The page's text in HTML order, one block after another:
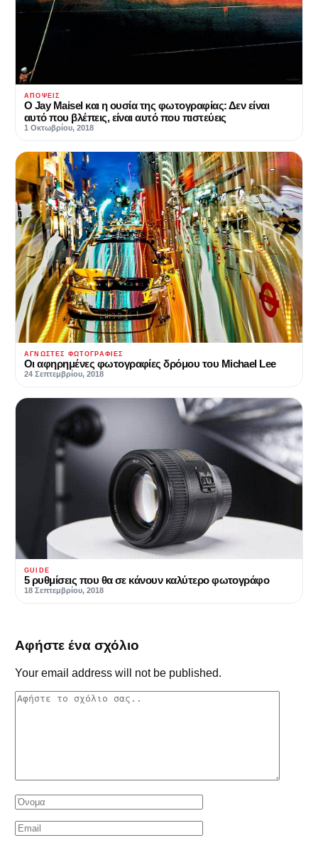
ΑΠΌΨΕΙΣ
Ο Jay Maisel και η ουσία της φωτογραφίας: Δεν είναι
αυτό που βλέπεις, είναι αυτό που πιστεύεις
1 Οκτωβρίου, 2018
ΆΓΝΩΣΤΕΣ ΦΩΤΟΓΡΑΦΊΕΣ
Οι αφηρημένες φωτογραφίες δρόμου του Michael Lee
24 Σεπτεμβρίου, 2018
GUIDE
5 ρυθμίσεις που θα σε κάνουν καλύτερο φωτογράφο
18 Σεπτεμβρίου, 2018
Αφήστε ένα σχόλιο
Your email address will not be published.